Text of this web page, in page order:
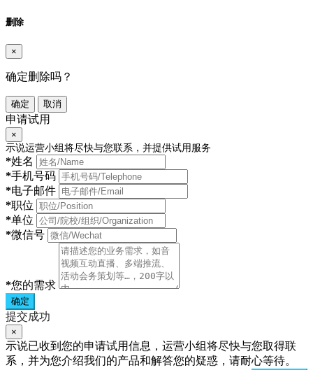
删除
×
确定删除吗？
确定 取消
申请试用
×
示说运营小组将尽快与您联系，并提供试用服务
*姓名
*手机号码
*电子邮件
*职位
*单位
*微信号
*您的需求
确定
提交成功
×
示说已收到您的申请试用信息，运营小组将尽快与您取得联
系，并为您介绍我们的产品和解答您的疑惑，请耐心等待。